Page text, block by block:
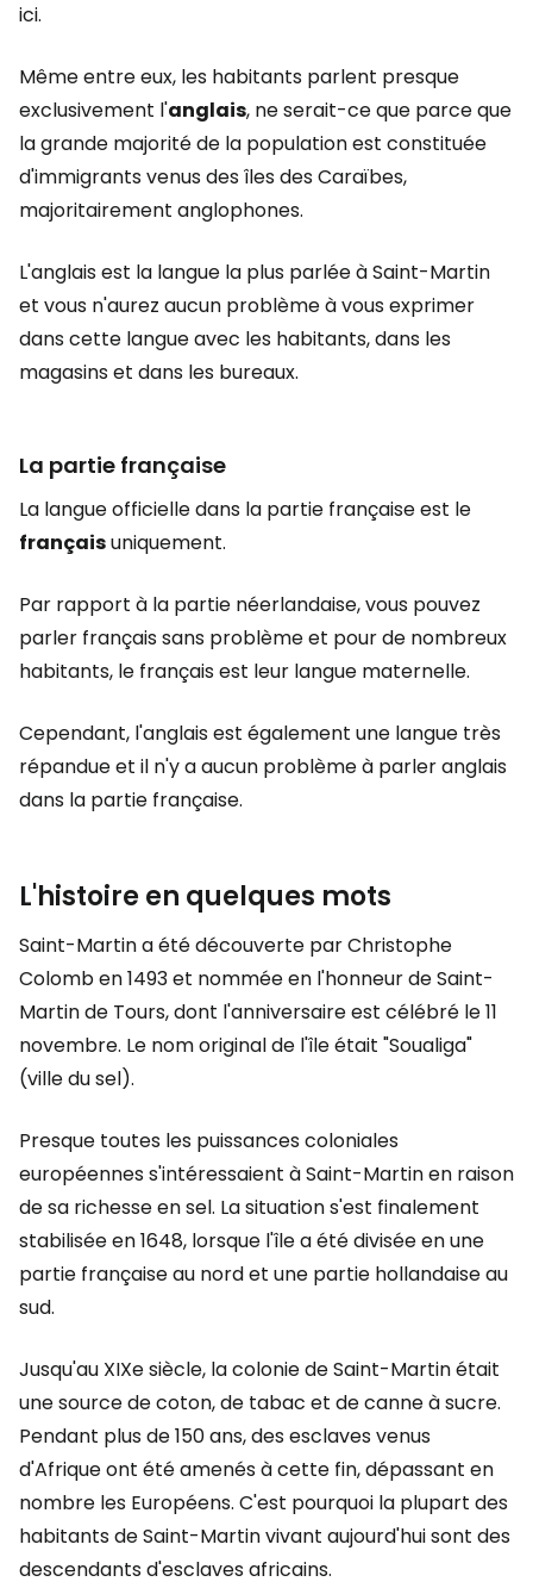
ici.
Même entre eux, les habitants parlent presque
exclusivement l'anglais, ne serait-ce que parce que
la grande majorité de la population est constituée
d'immigrants venus des îles des Caraïbes,
majoritairement anglophones.
L'anglais est la langue la plus parlée à Saint-Martin
et vous n'aurez aucun problème à vous exprimer
dans cette langue avec les habitants, dans les
magasins et dans les bureaux.
La partie française
La langue officielle dans la partie française est le
françaisuniquement.
Par rapport à la partie néerlandaise, vous pouvez
parler français sans problème et pour de nombreux
habitants, le français est leur langue maternelle.
Cependant, l'anglais est également une langue très
répandue et il n'y a aucun problème à parler anglais
dans la partie française.
L'histoire en quelques mots
Saint-Martin a été découverte par Christophe
Colomb en 1493 et nommée en l'honneur de Saint-
Martin de Tours, dont l'anniversaire est célébré le 11
novembre. Le nom original de l'île était "Soualiga"
(ville du sel).
Presque toutes les puissances coloniales
européennes s'intéressaient à Saint-Martin en raison
de sa richesse en sel. La situation s'est finalement
stabilisée en 1648, lorsque l'île a été divisée en une
partie française au nord et une partie hollandaise au
sud.
Jusqu'au XIXe siècle, la colonie de Saint-Martin était
une source de coton, de tabac et de canne à sucre.
Pendant plus de 150 ans, des esclaves venus
d'Afrique ont été amenés à cette fin, dépassant en
nombre les Européens. C'est pourquoi la plupart des
habitants de Saint-Martin vivant aujourd'hui sont des
descendants d'esclaves africains.